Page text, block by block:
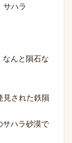
サハラ
なんと隕石な
見された鉄隕
サハラ砂漠で